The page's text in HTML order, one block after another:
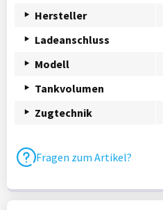
Hersteller
Ladeanschluss
Modell
Tankvolumen
Zugtechnik
Fragen zum Artikel?